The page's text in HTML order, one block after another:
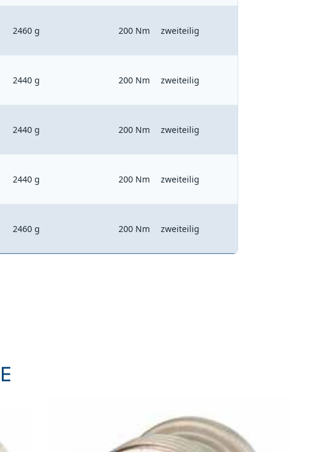
2460 g 200 Nm zweiteilig
2440 g 200 Nm zweiteilig
2440 g 200 Nm zweiteilig
2440 g 200 Nm zweiteilig
2460 g 200 Nm zweiteilig